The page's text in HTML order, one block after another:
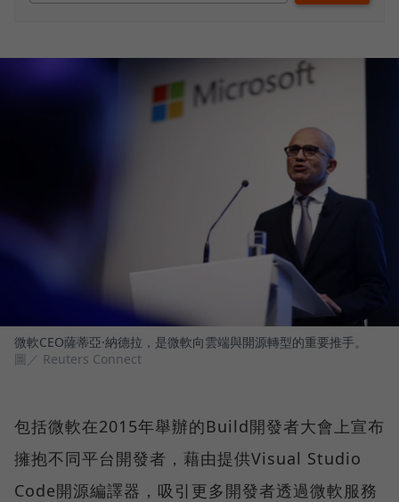
微軟CEO薩蒂亞·納德拉，是微軟向雲端與開源轉型的重要推手。
圖／ Reuters Connect
包括微軟在2015年舉辦的Build開發者大會上宣布
擁抱不同平台開發者，藉由提供Visual Studio
Code開源編譯器，吸引更多開發者透過微軟服務